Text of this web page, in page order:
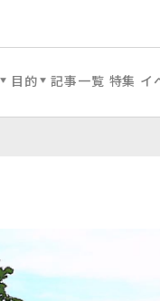
目的 記事一覧 特集 イ